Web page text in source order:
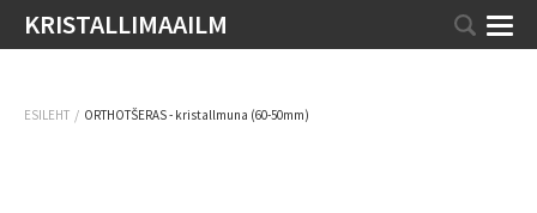
KRISTALLIMAAILM
ESILEHT / ORTHOTŠERAS - kristallmuna (60-50mm)